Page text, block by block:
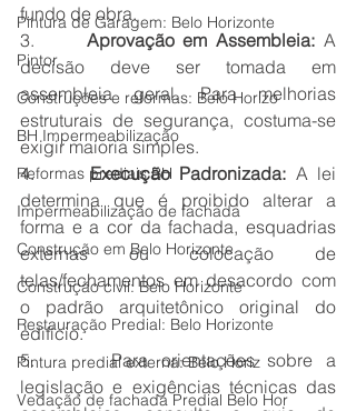
Pintura de Garagem: Belo Horizonte
Pintor
Construções e reformas: Belo Horizo
BH Impermeabilização
Reformas prediais BH
Impermeabilização de fachada
Construção em Belo Horizonte
Construção civil: Belo Horizonte
Restauração Predial: Belo Horizonte
Pintura predial externa: Belo Horiz
Vedação de fachada Predial Belo Hor
fundo de obra.
3. Aprovação em Assembleia: A
decisão deve ser tomada em
assembleia geral. Para melhorias
estruturais de segurança, costuma-se
exigir maioria simples.
4. Execução Padronizada: A lei
determina que é proibido alterar a
forma e a cor da fachada, esquadrias
externas ou colocação de
telas/fechamentos em desacordo com
o padrão arquitetônico original do
edifício.
5.      Para orientações sobre a
legislação e exigências técnicas das